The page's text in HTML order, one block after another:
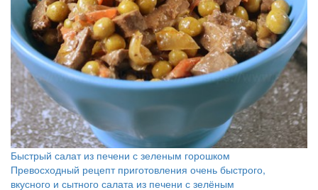
Быстрый салат из печени с зеленым горошком
Превосходный рецепт приготовления очень быстрого,
вкусного и сытного салата из печени с зелёным